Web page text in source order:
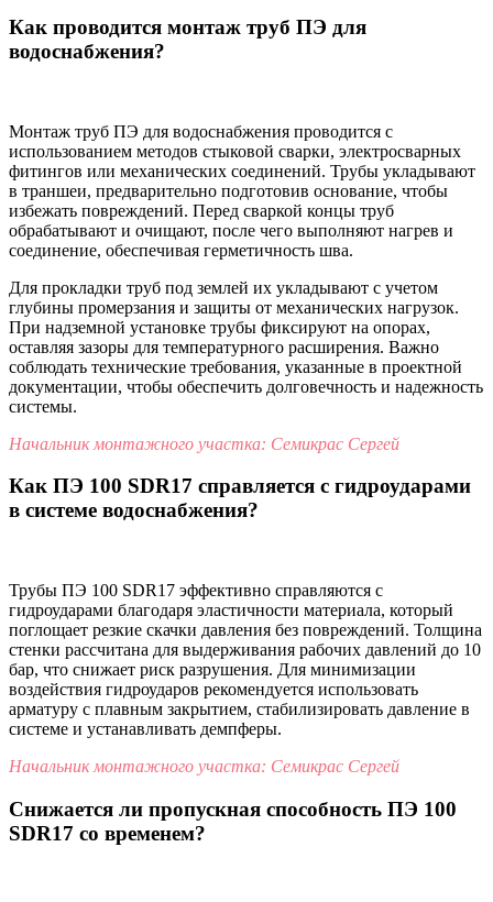
Как проводится монтаж труб ПЭ для
водоснабжения?
Монтаж труб ПЭ для водоснабжения проводится с
использованием методов стыковой сварки, электросварных
фитингов или механических соединений. Трубы укладывают
в траншеи, предварительно подготовив основание, чтобы
избежать повреждений. Перед сваркой концы труб
обрабатывают и очищают, после чего выполняют нагрев и
соединение, обеспечивая герметичность шва.
Для прокладки труб под землей их укладывают с учетом
глубины промерзания и защиты от механических нагрузок.
При надземной установке трубы фиксируют на опорах,
оставляя зазоры для температурного расширения. Важно
соблюдать технические требования, указанные в проектной
документации, чтобы обеспечить долговечность и надежность
системы.
Начальник монтажного участка: Семикрас Сергей
Как ПЭ 100 SDR17 справляется с гидроударами
в системе водоснабжения?
Трубы ПЭ 100 SDR17 эффективно справляются с
гидроударами благодаря эластичности материала, который
поглощает резкие скачки давления без повреждений. Толщина
стенки рассчитана для выдерживания рабочих давлений до 10
бар, что снижает риск разрушения. Для минимизации
воздействия гидроударов рекомендуется использовать
арматуру с плавным закрытием, стабилизировать давление в
системе и устанавливать демпферы.
Начальник монтажного участка: Семикрас Сергей
Снижается ли пропускная способность ПЭ 100
SDR17 со временем?